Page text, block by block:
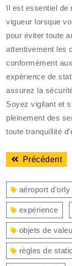
Il est essentiel de
vigueur lorsque
pour éviter toute
attentivement les
conformément
expérience de
assurez la
Soyez vigilant et
pleinement des
toute tranquillité
Navigation
de
l’article
Précédent
:
aéroport d'orly
expérience
objets de
règles de